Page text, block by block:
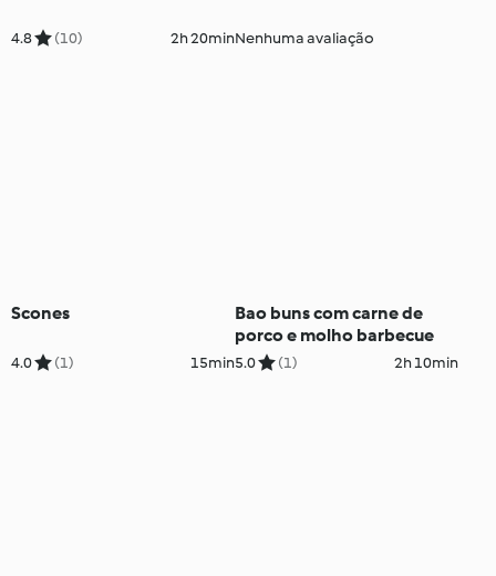
4.8 (10) 2h 20minNenhuma avaliação
Scones
4.0 (1) 15min
Bao buns com carne de
porco e molho barbecue
5.0 (1) 2h 10min